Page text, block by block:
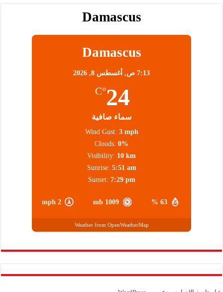
Damascus
Damascus
7:13 ص, أغسطس 8, 2026
24
°C
سماء صافية
63 %
1009 mb
2 mph
Wind Gust: 3 mph
Clouds: 0%
Visibility: 10 km
Sunrise: 5:51 am
Sunset: 7:29 pm
Weather from OpenWeatherMap